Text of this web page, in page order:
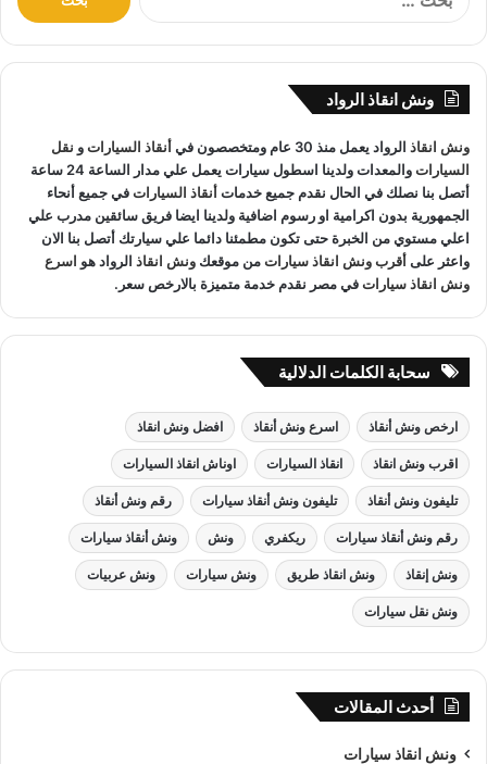
:
ونش انقاذ الرواد
ونش انقاذ الرواد يعمل منذ 30 عام ومتخصصون في أنقاذ السياراتو نقل
السيارات
والمعدات ولدينا اسطول سيارات يعمل علي مدار الساعة 24 ساعة
أتصل بنا نصلك في الحال نقدم جميع خدماتأنقاذ السياراتفي جميع أنحاء
الجمهورية بدون اكرامية او رسوم اضافية ولدينا ايضا فريق سائقين مدرب علي
اعلي مستوي من الخبرة حتى تكون مطمئنا دائما علي سيارتك أتصل بنا الان
واعثر علىأقرب ونش انقاذ سياراتمن موقعك ونش انقاذ الرواد هو اسرع
ونش انقاذ سياراتفي مصر نقدم خدمة متميزة بالارخص سعر.
سحابة الكلمات الدلالية
ارخص ونش أنقاذ اسرع ونش أنقاذ افضل ونش انقاذ
اقرب ونش انقاذ انقاذ السيارات اوناش انقاذ السيارات
تليفون ونش أنقاذ تليفون ونش أنقاذ سيارات رقم ونش أنقاذ
رقم ونش أنقاذ سيارات ريكفري ونش ونش أنقاذ سيارات
ونش إنقاذ ونش انقاذ طريق ونش سيارات ونش عربيات
ونش نقل سيارات
أحدث المقالات
ونش انقاذ سيارات